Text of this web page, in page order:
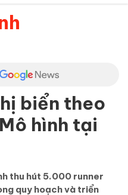
biển theo
hình tại
thu hút 5.000 runner
quy hoạch và triển